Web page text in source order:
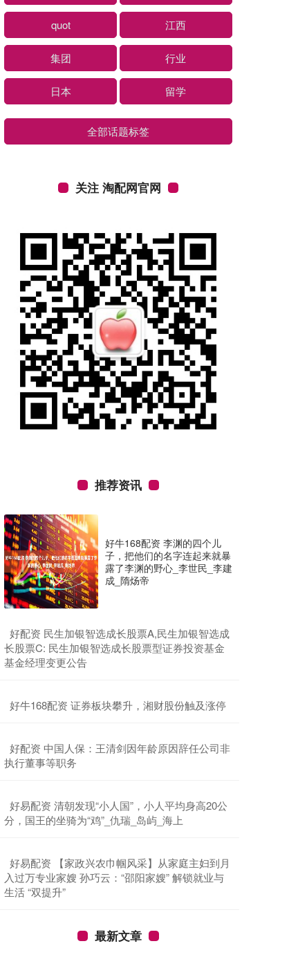
quot 江西
集团 行业
日本 留学
全部话题标签
关注 淘配网官网
推荐资讯
好牛168配资 李渊的四个儿
子，把他们的名字连起来就暴
露了李渊的野心_李世民_李建
成_隋炀帝
​好配资 民生加银智选成长股票A,民生加银智选成
长股票C: 民生加银智选成长股票型证券投资基金
基金经理变更公告
​好牛168配资 证券板块攀升，湘财股份触及涨停
​好配资 中国人保：王清剑因年龄原因辞任公司非
执行董事等职务
​好易配资 清朝发现“小人国”，小人平均身高20公
分，国王的坐骑为“鸡”_仇瑞_岛屿_海上
​好易配资 【家政兴农巾帼风采】从家庭主妇到月
入过万专业家嫂 孙巧云：“邵阳家嫂” 解锁就业与
生活 “双提升”
最新文章